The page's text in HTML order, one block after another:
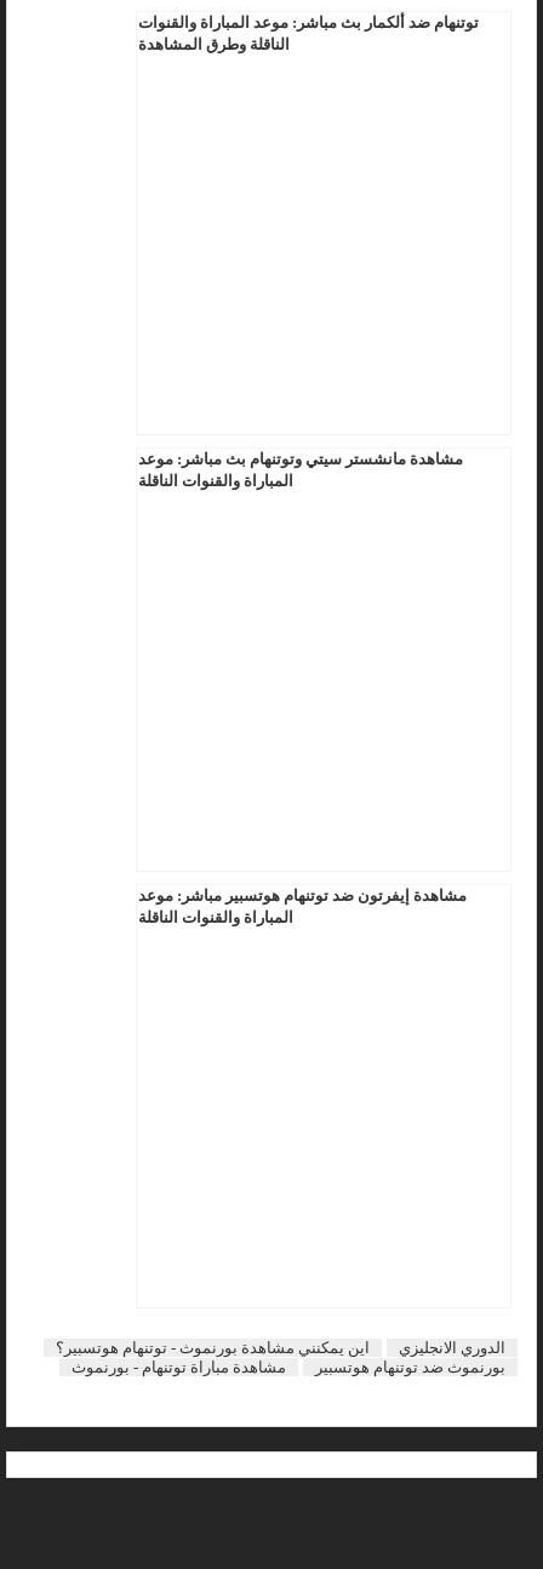
توتنهام ضد ألكمار بث مباشر: موعد المباراة والقنوات
الناقلة وطرق المشاهدة
مشاهدة مانشستر سيتي وتوتنهام بث مباشر: موعد
المباراة والقنوات الناقلة
مشاهدة إيفرتون ضد توتنهام هوتسبير مباشر: موعد
المباراة والقنوات الناقلة
الدوري الانجليزي
اين يمكنني مشاهدة بورنموث - توتنهام هوتسبير؟
بورنموث ضد توتنهام هوتسبير
مشاهدة مباراة توتنهام - بورنموث